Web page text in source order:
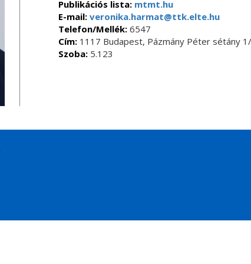
Publikációs lista: mtmt.hu
E-mail:veronika.harmat@ttk.elte.hu
Telefon/Mellék:6547
Cím:1117 Budapest, Pázmány Péter sétány
Szoba:5.123